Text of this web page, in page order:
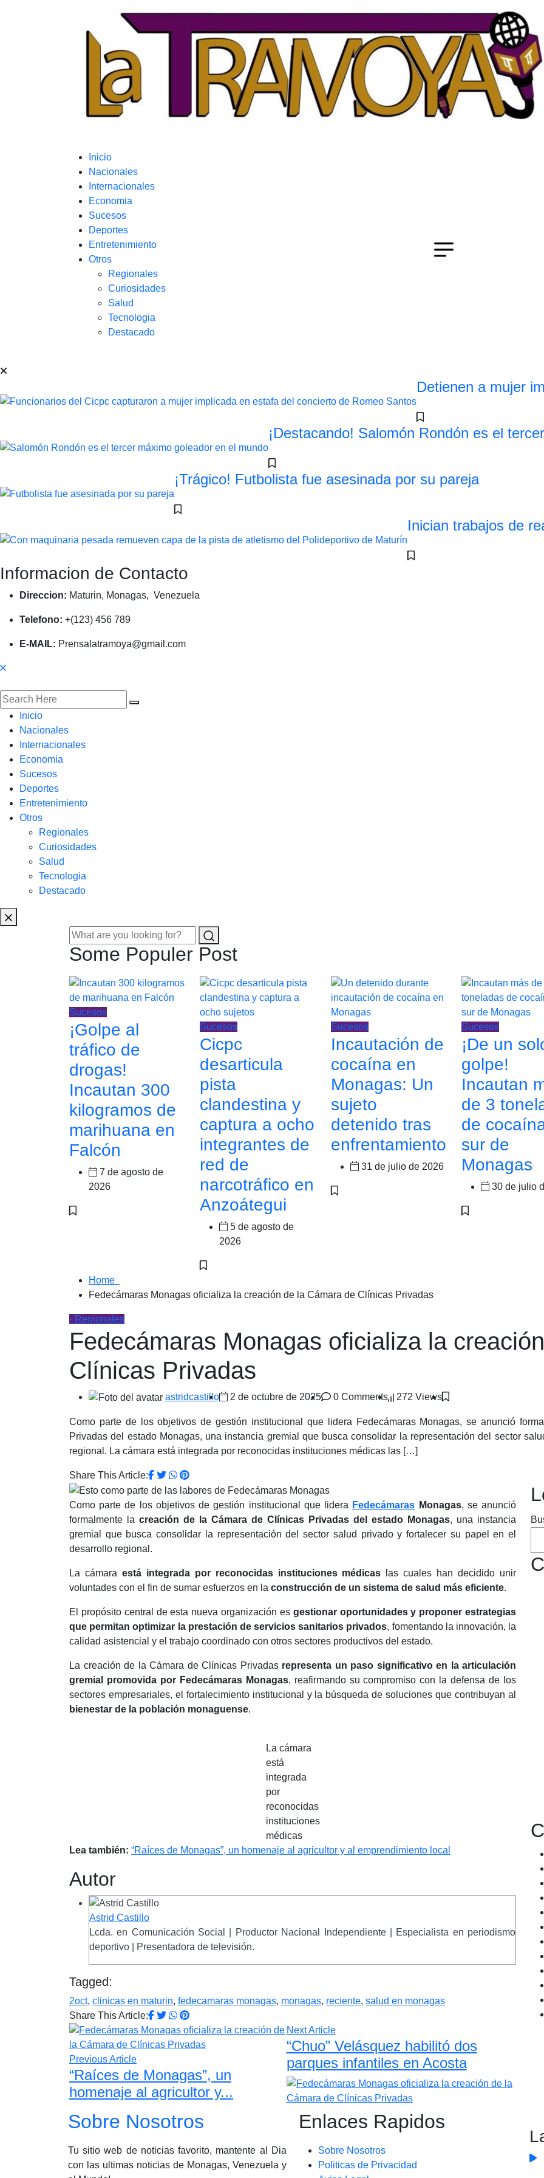
Inicio
Nacionales
Internacionales
Economia
Sucesos
Deportes
Entretenimiento
Otros
Regionales
Curiosidades
Salud
Tecnologia
Destacado
Detienen a mujer
¡Destacando! Salomón Rondón es el
¡Trágico! Futbolista fue asesinada por su pareja
Inician trabajos de
Informacion de Contacto
Direccion: Maturin, Monagas, Venezuela
Telefono: +(123) 456 789
E-MAIL: Prensalatramoya@gmail.com
Inicio
Nacionales
Internacionales
Economia
Sucesos
Deportes
Entretenimiento
Otros
Regionales
Curiosidades
Salud
Tecnologia
Destacado
Some Populer Post
Sucesos
¡Golpe al
tráfico de
drogas!
Incautan 300
kilogramos de
marihuana en
Falcón
7 de agosto de
2026
Sucesos
Cicpc
desarticula
pista
clandestina y
captura a ocho
integrantes de
red de
narcotráfico en
Anzoátegui
5 de agosto de
2026
Sucesos
Incautación de
cocaína en
Monagas: Un
sujeto
detenido tras
enfrentamiento
31 de julio de 2026
Sucesos
¡De un
golpe!
Incautan
de 3
de
sur de
Monagas
30 de julio
Home
Fedecámaras Monagas oficializa la creación de la Cámara de Clínicas Privadas
- Regionales
Fedecámaras Monagas oficializa la
Clínicas Privadas
astridcastillo 2 de octubre de 2025 0 Comments 272 Views
Como parte de los objetivos de gestión institucional que lidera Fedecámaras Monagas, se anunció
Privadas del estado Monagas, una instancia gremial que busca consolidar la representación del sector
regional. La cámara está integrada por reconocidas instituciones médicas las […]
Share This Article:
Como parte de los objetivos de gestión institucional que lidera Fedecámaras Monagas, se anunció
formalmente la creación de la Cámara de Clínicas Privadas del estado Monagas, una instancia
gremial que busca consolidar la representación del sector salud privado y fortalecer su papel en el
desarrollo regional.
La cámara está integrada por reconocidas instituciones médicas las cuales han decidido unir
voluntades con el fin de sumar esfuerzos en la construcción de un sistema de salud más eficiente.
El propósito central de esta nueva organización esgestionar oportunidades y proponer estrategias
que permitan optimizar la prestación de servicios sanitarios privados, fomentando la innovación, la
calidad asistencial y el trabajo coordinado con otros sectores productivos del estado.
La creación de la Cámara de Clínicas Privadas representa un paso significativo en la articulación
gremial promovida por Fedecámaras Monagas, reafirmando su compromiso con la defensa de los
sectores empresariales, el fortalecimiento institucional y la búsqueda de soluciones que contribuyan al
bienestar de la población monaguense.
La cámara
está
integrada
por
reconocidas
instituciones
médicas
Lea también: “Raíces de Monagas”, un homenaje al agricultor y al emprendimiento local
Autor
Astrid Castillo
Lcda. en Comunicación Social | Productor Nacional Independiente | Especialista en periodismo
deportivo | Presentadora de televisión.
Tagged:
2oct, clinicas en maturin, fedecamaras monagas, monagas, reciente, salud en monagas
Share This Article:
Previous Article
“Raíces de Monagas”, un
homenaje al agricultor y...
Next Article
“Chuo” Velásquez habilitó dos
parques infantiles en Acosta
Sobre Nosotros
Tu sitio web de noticias favorito, mantente al Dia
con las ultimas noticias de Monagas, Venezuela y
Enlaces Rapidos
Sobre Nosotros
Politicas de Privacidad